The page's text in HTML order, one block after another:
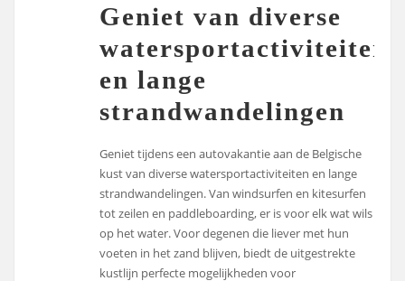
Geniet van diverse
watersportactiviteiten
en lange
strandwandelingen
Geniet tijdens een autovakantie aan de Belgische
kust van diverse watersportactiviteiten en lange
strandwandelingen. Van windsurfen en kitesurfen
tot zeilen en paddleboarding, er is voor elk wat wils
op het water. Voor degenen die liever met hun
voeten in het zand blijven, biedt de uitgestrekte
kustlijn perfecte mogelijkheden voor